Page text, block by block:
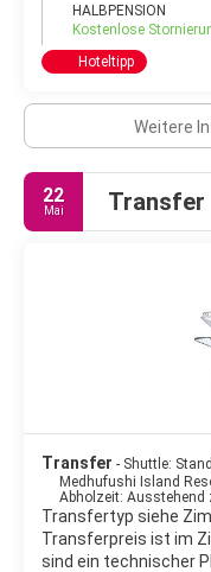
HALBPENSION
Kostenlose
Hoteltipp
Weitere
22
Mai Transfer
Transfer - Shuttle:
Medhufushi Island
Abholzeit: Ausstehend
Transfertyp siehe
Transferpreis ist im
sind ein technischer